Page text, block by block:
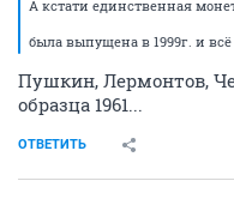
А кстати единственная
была выпущена в 1999г. и
Пушкин, Лермонтов,
образца 1961...
ОТВЕТИТЬ